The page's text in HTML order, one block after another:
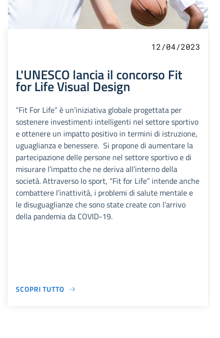
12/04/2023
L'UNESCO lancia il concorso Fit
for Life Visual Design
“Fit For Life” è un'iniziativa globale progettata per
sostenere investimenti intelligenti nel settore sportivo
e ottenere un impatto positivo in termini di istruzione,
uguaglianza e benessere. Si propone di aumentare la
partecipazione delle persone nel settore sportivo e di
misurare l’impatto che ne deriva all’interno della
società. Attraverso lo sport, “Fit for Life” intende anche
combattere l’inattività, i problemi di salute mentale e
le disuguaglianze che sono state create con l’arrivo
della pandemia da COVID-19.
SCOPRI TUTTO